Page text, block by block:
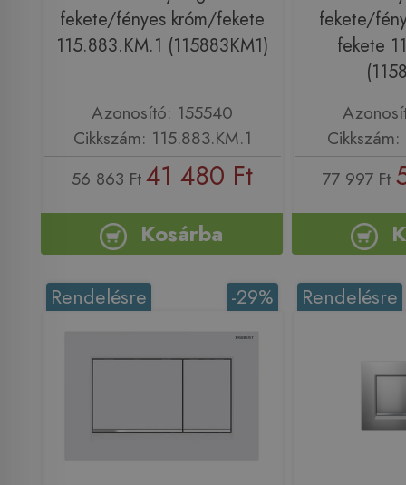
fekete/fényes króm/fekete
115.883.KM.1 (115883KM1)
Azonosító: 155540
Cikkszám: 115.883.KM.1
56 863 Ft41 480 Ft
Kosárba
fekete/
fekete
77 997 Ft
-29%
Rendelésre Rendelésre